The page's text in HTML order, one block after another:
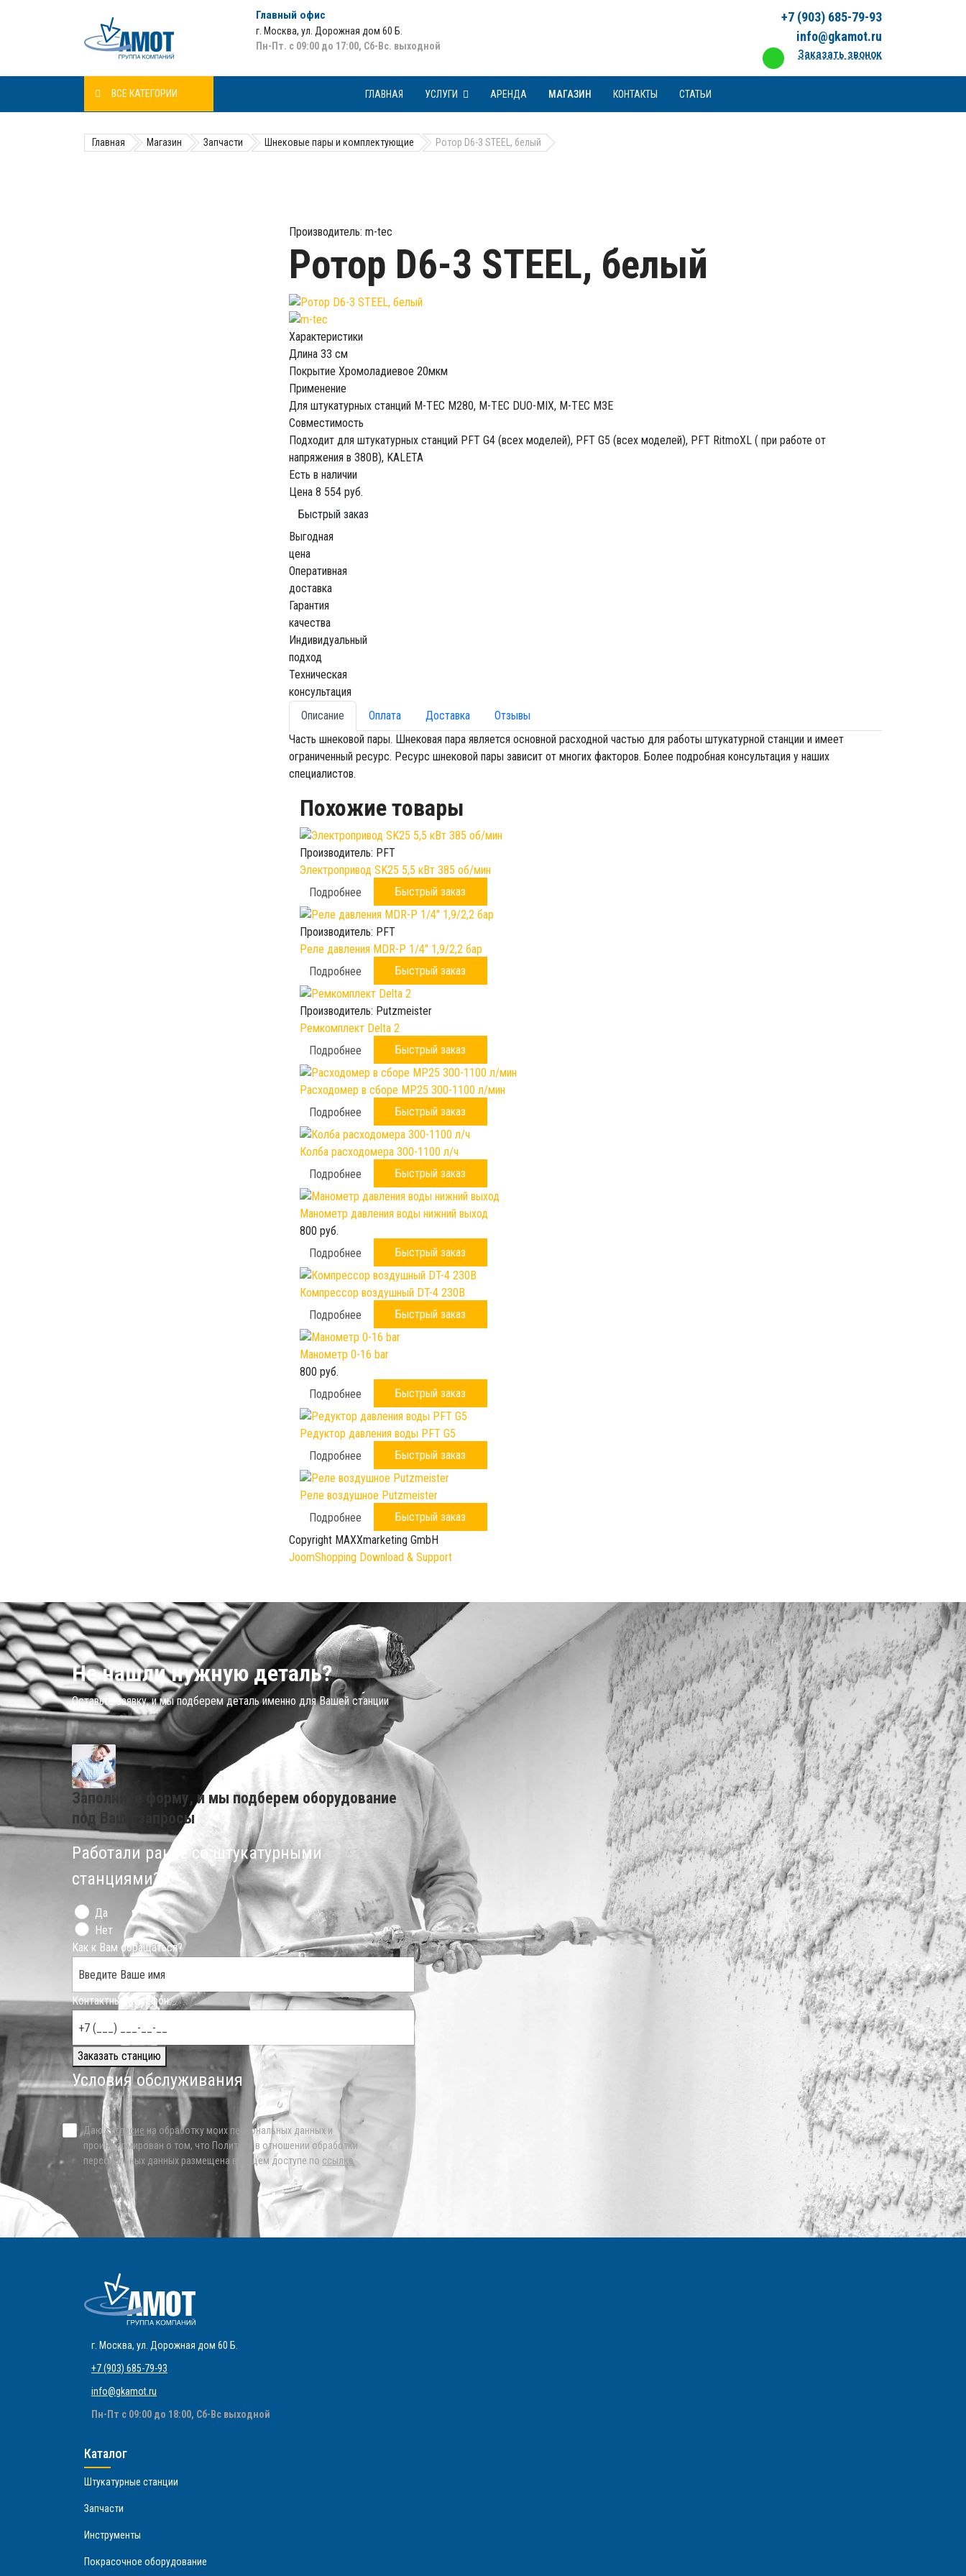
Главный офис
г. Москва,ул. Дорожная дом 60 Б
Пн-Пт. с 09:00 до 17:00, Сб-Вс. выходной
+7 (903) 685-79-93
info@gkamot.ru
Заказать звонок
ВСЕ КАТЕГОРИИ ГЛАВНАЯ УСЛУГИ АРЕНДА МАГАЗИН КОНТАКТЫ СТАТЬИ
Главная Магазин Запчасти Шнековые пары и комплектующие Ротор D6-3 STEEL, белый
Производитель: m-tec
Ротор D6-3 STEEL, белый
Характеристики
Длина 33 см
Покрытие Хромоладиевое 20мкм
Применение
Для штукатурных станций M-TEC M280, M-TEC DUO-MIX, M-TEC M3E
Совместимость
Подходит для штукатурных станций PFT G4 (всех моделей), PFT G5 (всех моделей), PFT RitmoXL ( при работе от
напряжения в 380В), KALETA
Есть в наличии
Цена 8 554 руб.
Быстрый заказ
Выгодная
цена
Оперативная
доставка
Гарантия
качества
Индивидуальный
подход
Техническая
консультация
Описание
Оплата Доставка
Отзывы
Часть шнековой пары. Шнековая пара является основной расходной частью для работы штукатурной станции и имеет
ограниченный ресурс. Ресурс шнековой пары зависит от многих факторов. Более подробная консультация у наших
специалистов.
Похожие товары
Производитель: PFT
Электропривод SK25 5,5 кВт 385 об/мин
Подробнее
Быстрый заказ
Производитель: PFT
Реле давления MDR-P 1/4" 1,9/2,2 бар
Подробнее
Быстрый заказ
Производитель: Putzmeister
Ремкомплект Delta 2
Подробнее
Быстрый заказ
Расходомер в сборе МР25 300-1100 л/мин
Подробнее
Быстрый заказ
Колба расходомера 300-1100 л/ч
Подробнее
Быстрый заказ
Манометр давления воды нижний выход
800 руб.
Подробнее
Быстрый заказ
Компрессор воздушный DT-4 230B
Подробнее
Быстрый заказ
Манометр 0-16 bar
800 руб.
Подробнее
Быстрый заказ
Редуктор давления воды PFT G5
Подробнее
Быстрый заказ
Реле воздушное Putzmeister
Подробнее
Быстрый заказ
Copyright MAXXmarketing GmbH
JoomShopping Download & Support
Не нашли нужную деталь?
Оставьте заявку, и мы подберем деталь именно для Вашей станции
Заполните форму, и мы подберем оборудование
под Ваши запросы
Работали ранее со штукатурными
станциями?
Да
Нет
Как к Вам обращаться?
Контактный телефон:
Заказать станцию
Условия обслуживания
Даюсогласие на обработку моих персональных данных и
проинформирован о том, что Политика в отношении обработки
персональных данных размещена в общем доступе по ссылке
г. Москва, ул. Дорожная дом 60 Б
+7 (903) 685-79-93
info@gkamot.ru
Пн-Пт с 09:00 до 18:00, Сб-Вс выходной
Каталог
Штукатурные станции
Запчасти
Инструменты
Покрасочное оборудование